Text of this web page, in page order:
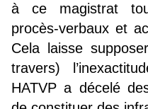
à ce magistrat
procès-verbaux et
Cela laisse
travers)
HATVP a décelé